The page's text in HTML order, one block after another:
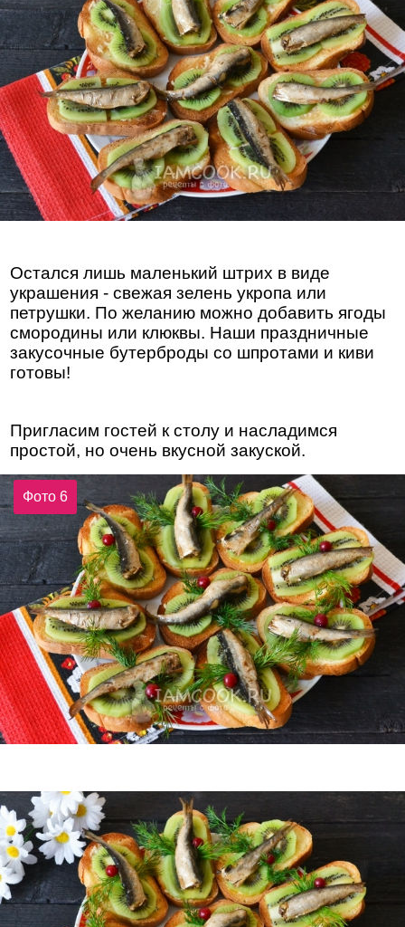
Остался лишь маленький штрих в виде
украшения - свежая зелень укропа или
петрушки. По желанию можно добавить ягоды
смородины или клюквы. Наши праздничные
закусочные бутерброды со шпротами и киви
готовы!
Пригласим гостей к столу и насладимся
простой, но очень вкусной закуской.
Фото 6